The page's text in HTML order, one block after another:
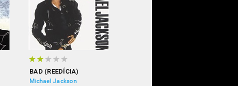
BAD (REEDÍCIA)
Michael Jackson